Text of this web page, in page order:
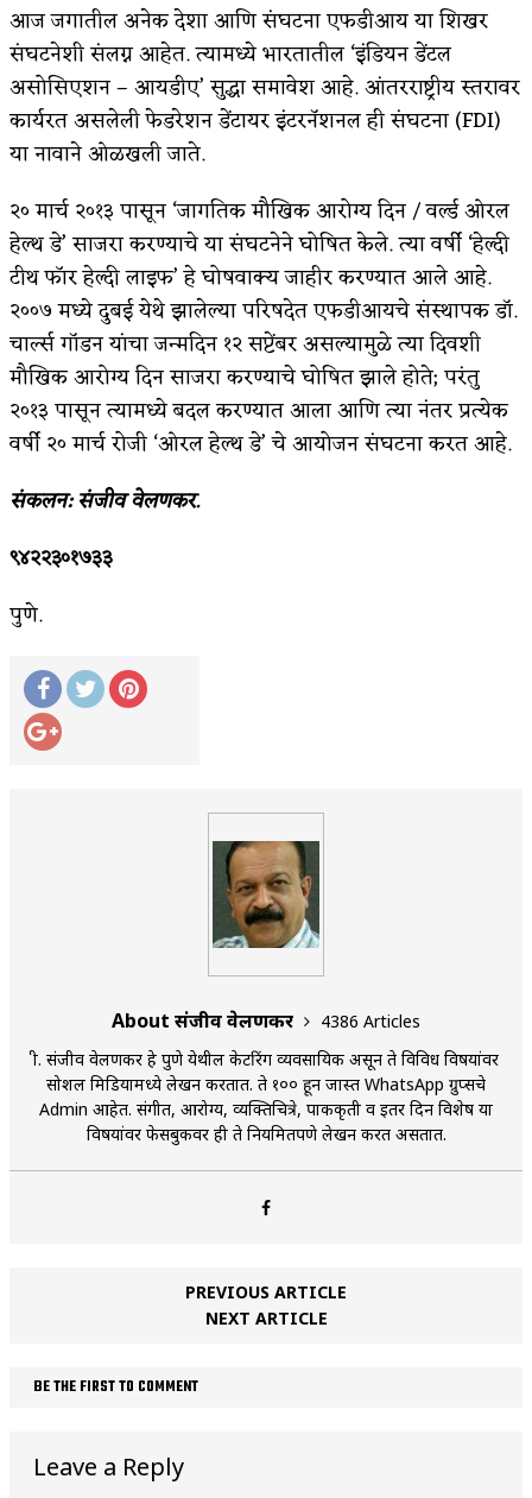
आज जगातील अनेक देशा आणि संघटना एफडीआय या शिखर
संघटनेशी संलग्न आहेत. त्यामध्ये भारतातील ‘इंडियन डेंटल
असोसिएशन – आयडीए’ सुद्धा समावेश आहे. आंतरराष्ट्रीय स्तरावर
कार्यरत असलेली फेडरेशन डेंटायर इंटरनॅशनल ही संघटना (FDI)
या नावाने ओळखली जाते.
२० मार्च २०१३ पासून ‘जागतिक मौखिक आरोग्य दिन / वर्ल्ड ओरल
हेल्थ डे’ साजरा करण्याचे या संघटनेने घोषित केले. त्या वर्षी ‘हेल्दी
टीथ फॉर हेल्दी लाइफ’ हे घोषवाक्य जाहीर करण्यात आले आहे.
२००७ मध्ये दुबई येथे झालेल्या परिषदेत एफडीआयचे संस्थापक डॉ.
चार्ल्स गॉडन यांचा जन्मदिन १२ सप्टेंबर असल्यामुळे त्या दिवशी
मौखिक आरोग्य दिन साजरा करण्याचे घोषित झाले होते; परंतु
२०१३ पासून त्यामध्ये बदल करण्यात आला आणि त्या नंतर प्रत्येक
वर्षी २० मार्च रोजी ‘ओरल हेल्थ डे’ चे आयोजन संघटना करत आहे.
संकलन: संजीव वेलणकर.
९४२२३०१७३३
पुणे.
About संजीव वेलणकर
4386 Articles
श्री. संजीव वेलणकर हे पुणे येथील केटरिंग व्यवसायिक असून ते विविध विषयांवर
सोशल मिडियामध्ये लेखन करतात. ते १०० हून जास्त WhatsApp ग्रुप्सचे
Admin आहेत. संगीत, आरोग्य, व्यक्तिचित्रे, पाककृती व इतर दिन विशेष या
विषयांवर फेसबुकवर ही ते नियमितपणे लेखन करत असतात.
PREVIOUS ARTICLE
NEXT ARTICLE
BE THE FIRST TO COMMENT
Leave a Reply